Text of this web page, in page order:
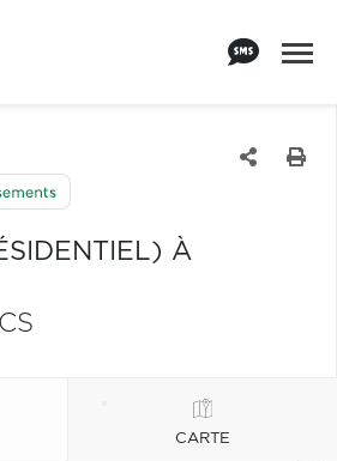
À
CARTE